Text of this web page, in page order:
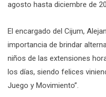
agosto hasta diciembre de
El encargado del Cijum,
importancia de brindar
niños de las extensiones
los días, siendo felices
Juego y Movimiento”.